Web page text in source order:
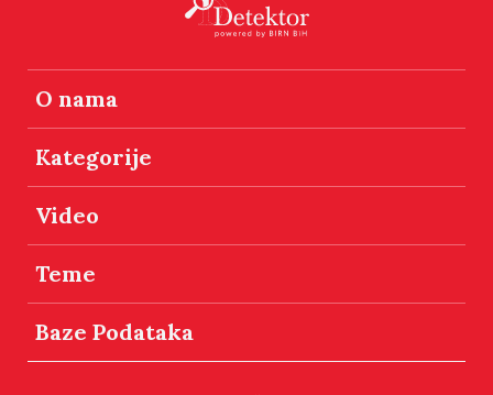
O nama
Kategorije
Video
Teme
Baze Podataka